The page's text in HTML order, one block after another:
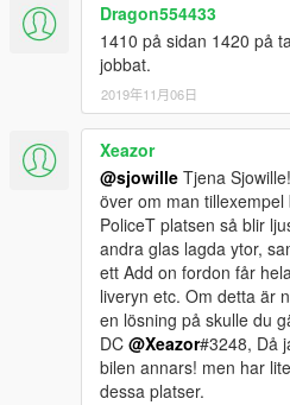
Dragon554433
1410 på sidan 1420 på
jobbat.
2019年11月06日
Xeazor
@sjowille Tjena
över om man
PoliceT platsen så blir
andra glas lagda ytor,
ett Add on fordon får
liveryn etc. Om detta är
en lösning på skulle du
DC @Xeazor#3248, Då
bilen annars! men har
dessa platser.